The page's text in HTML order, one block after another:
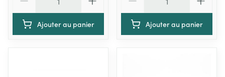
Ajouter au panier Ajouter au panier